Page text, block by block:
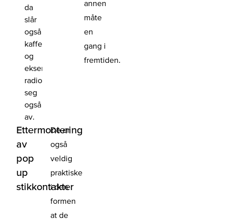
da
slår
også
kaffetrakter
og
eksempelvis
radioen
seg
også
av.
annen
måte
en
gang i
fremtiden.
Ettermontering
av
pop
up
stikkontakter
De er
også
veldig
praktiske
i den
formen
at de